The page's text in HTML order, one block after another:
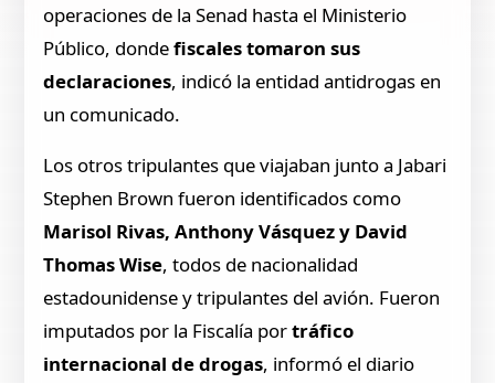
operaciones de la Senad hasta el Ministerio
Público, dondefiscales tomaron sus
declaraciones, indicó la entidad antidrogas en
un comunicado.
Los otros tripulantes que viajaban junto a Jabari
Stephen Brown fueron identificados como
Marisol Rivas, Anthony Vásquez y David
Thomas Wise, todos de nacionalidad
estadounidense y tripulantes del avión. Fueron
imputados por la Fiscalía portráfico
internacional de drogas, informó el diario